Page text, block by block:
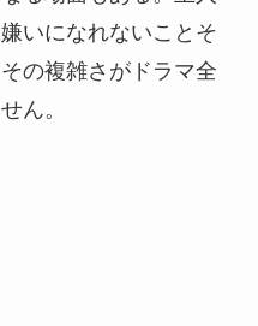
いになれないことそ
の複雑さがドラマ全
ん。